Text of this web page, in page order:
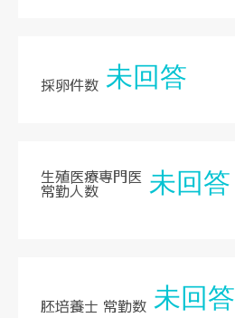
採卵件数 未回答
生殖医療専門医
常勤人数 未回答
胚培養士 常勤数 未回答